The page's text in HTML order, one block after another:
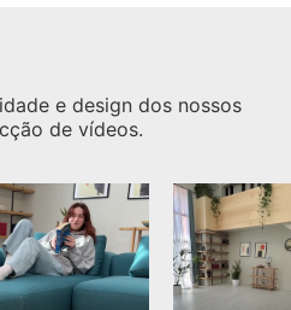
e design dos nossos
de vídeos.